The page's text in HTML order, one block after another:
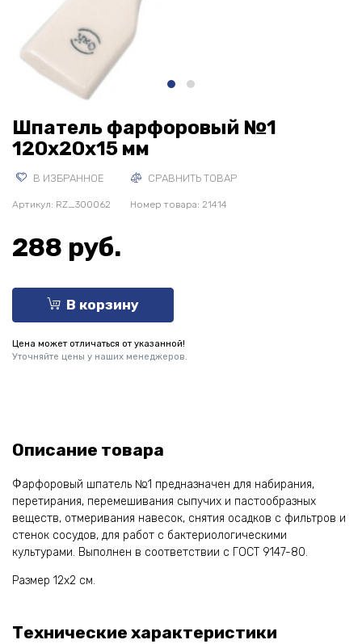
Шпатель фарфоровый №1
120х20х15 мм
В ИЗБРАННОЕ СРАВНИТЬ ТОВАР
Артикул: RZ_300062 Номер товара: 21414
288 руб.
В корзину
Цена может отличаться от указанной!
Уточняйте цены у наших менеджеров.
Описание товара
Фарфоровый шпатель №1 предназначен для набирания,
перетирания, перемешивания сыпучих и пастообразных
веществ, отмеривания навесок, снятия осадков с фильтров и
стенок сосудов, для работ с бактериологическими
культурами. Выполнен в соответствии с ГОСТ 9147-80.
Размер 12х2 см.
Технические характеристики